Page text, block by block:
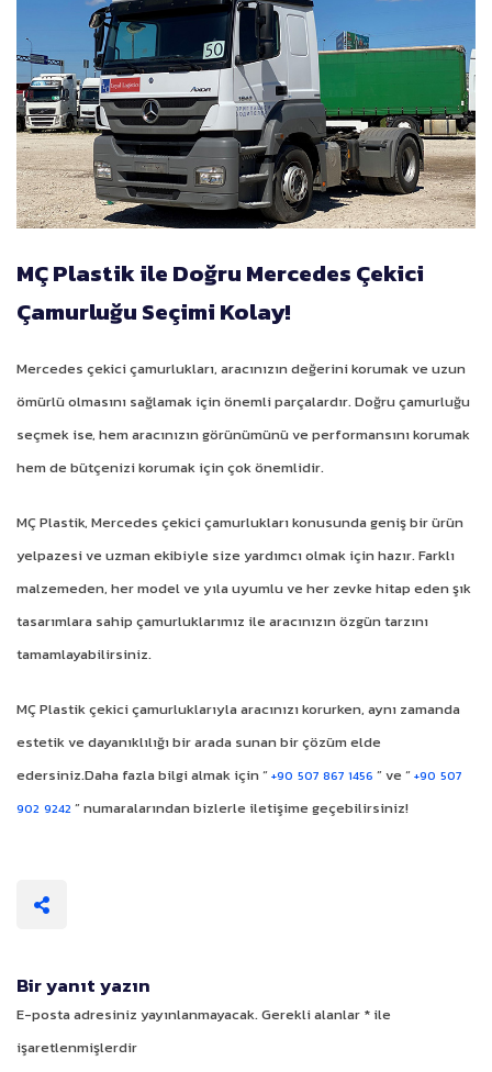
MÇ Plastik ile Doğru Mercedes Çekici
Çamurluğu Seçimi Kolay!
Mercedes çekici çamurlukları, aracınızın değerini korumak ve uzun
ömürlü olmasını sağlamak için önemli parçalardır. Doğru çamurluğu
seçmek ise, hem aracınızın görünümünü ve performansını korumak
hem de bütçenizi korumak için çok önemlidir.
MÇ Plastik, Mercedes çekici çamurlukları konusunda geniş bir ürün
yelpazesi ve uzman ekibiyle size yardımcı olmak için hazır. Farklı
malzemeden, her model ve yıla uyumlu ve her zevke hitap eden şık
tasarımlara sahip çamurluklarımız ile aracınızın özgün tarzını
tamamlayabilirsiniz.
MÇ Plastik çekici çamurluklarıyla aracınızı korurken, aynı zamanda
estetik ve dayanıklılığı bir arada sunan bir çözüm elde
edersiniz.Daha fazla bilgi almak için “+90 507 867 1456 ” ve “+90 507
902 9242 ” numaralarından bizlerle iletişime geçebilirsiniz!
Bir yanıt yazın
E-posta adresiniz yayınlanmayacak.Gerekli alanlar * ile
işaretlenmişlerdir